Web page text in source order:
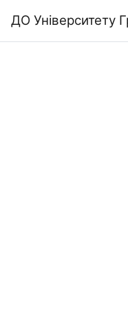
ДО Університету